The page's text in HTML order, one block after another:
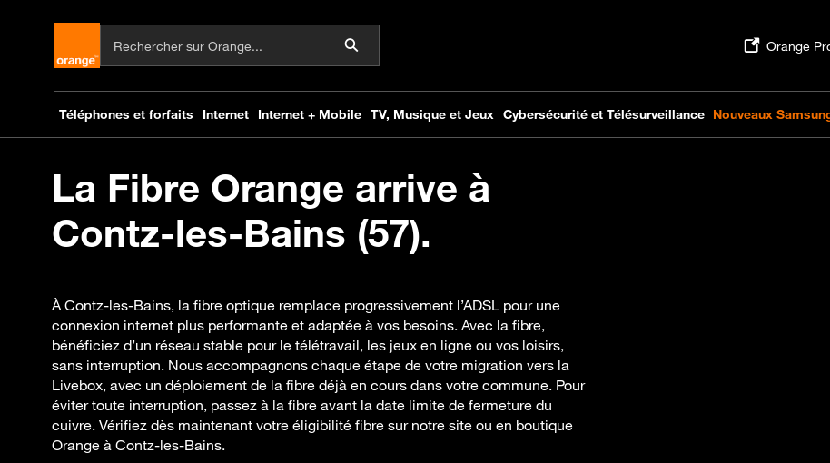
La Fibre Orange arrive à
Contz-les-Bains (57).
À Contz-les-Bains, la fibre optique remplace progressivement l’ADSL pour une
connexion internet plus performante et adaptée à vos besoins. Avec la fibre,
bénéficiez d’un réseau stable pour le télétravail, les jeux en ligne ou vos loisirs,
sans interruption. Nous accompagnons chaque étape de votre migration vers la
Livebox, avec un déploiement de la fibre déjà en cours dans votre commune. Pour
éviter toute interruption, passez à la fibre avant la date limite de fermeture du
cuivre. Vérifiez dès maintenant votre éligibilité fibre sur notre site ou en boutique
Orange à Contz-les-Bains.